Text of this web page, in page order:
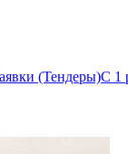
(Тендеры)С 1